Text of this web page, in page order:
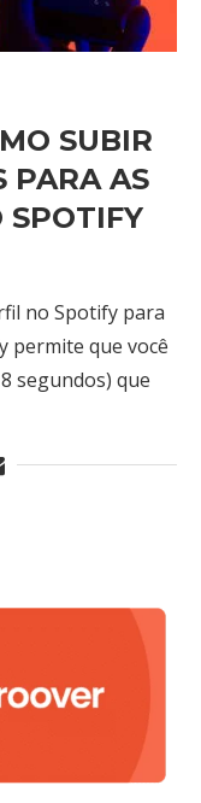
SUBIR
PARA AS
SPOTIFY
no Spotify para
permite que você
segundos) que